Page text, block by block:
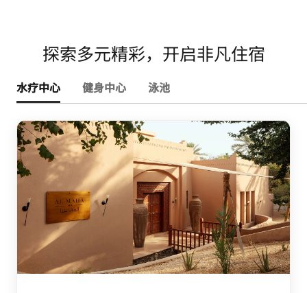
探索多元精彩，开启非凡住宿
水疗中心 健身中心 泳池